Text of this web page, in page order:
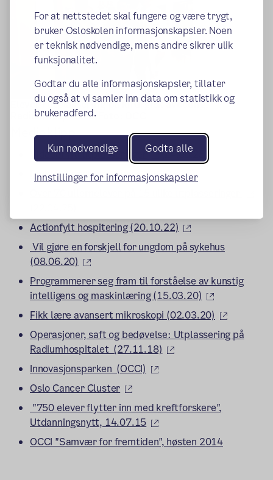
For at nettstedet skal fungere og være trygt,
bruker Osloskolen informasjonskapsler. Noen
er teknisk nødvendige, mens andre sikrer ulik
funksjonalitet.
Godtar du alle informasjonskapsler, tillater
du også at vi samler inn data om statistikk og
brukeradferd.
Kun nødvendige Godta alle
Innstillinger for informasjonskapsler
Elever i utplassering på kirurgisk avdeling,
Radiumhospitalet. Foto: OCC
Medieklipp
Videoer fra utplasseringer (ekstern lenke)
(24.06.25)
Praktfull postersession
(ekstern lenke)
(16.06.25)
Actionfylt hospitering (20.10.22)
(ekstern lenke)
Vil gjøre en forskjell for ungdom på sykehus
(08.06.20)
(ekstern lenke)
Programmerer seg fram til forståelse av kunstig
intelligens og maskinlæring (15.03.20)
(ekstern
Fikk lære avansert mikroskopi (02.03.20)
(ekstern
Operasjoner, saft og bedøvelse: Utplassering på
Radiumhospitalet (27.11.18)
(ekstern lenke)
Innovasjonsparken (OCCI)
(ekstern lenke)
Oslo Cancer Cluster
(ekstern lenke)
"750 elever flytter inn med kreftforskere",
Utdanningsnytt, 14.07.15
(ekstern lenke)
OCCI "Samvær for fremtiden", høsten 2014